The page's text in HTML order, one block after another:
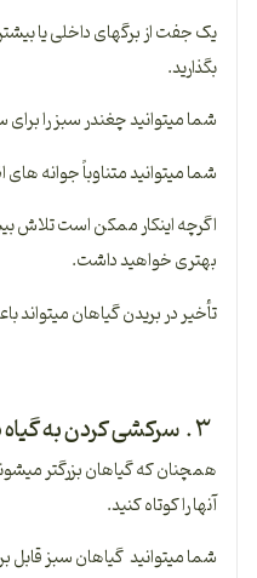
یک جفت از برگ­های داخلی یا
بگذارید.
شما می­توانید چغندر سبز را
شما می­توانید متناوباً جوانه­ های
اگرچه این­کار ممکن است تلاش
بهتری خواهید داشت.
تأخیر در بریدن گیاهان
همچنان که گیاهان بزرگتر
آنها را کوتاه کنید.
شما می­توانید گیاهان سبز قابل